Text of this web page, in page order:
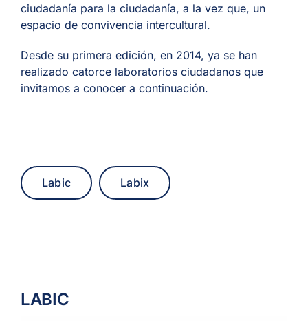
ciudadanía para la ciudadanía, a la vez que, un
espacio de convivencia intercultural.
Desde su primera edición, en 2014, ya se han
realizado catorce laboratorios ciudadanos que
invitamos a conocer a continuación.
Labic Labix
LABIC